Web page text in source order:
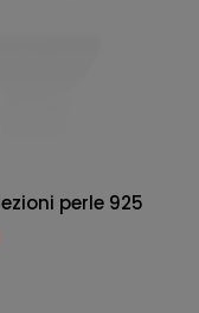
perle 925